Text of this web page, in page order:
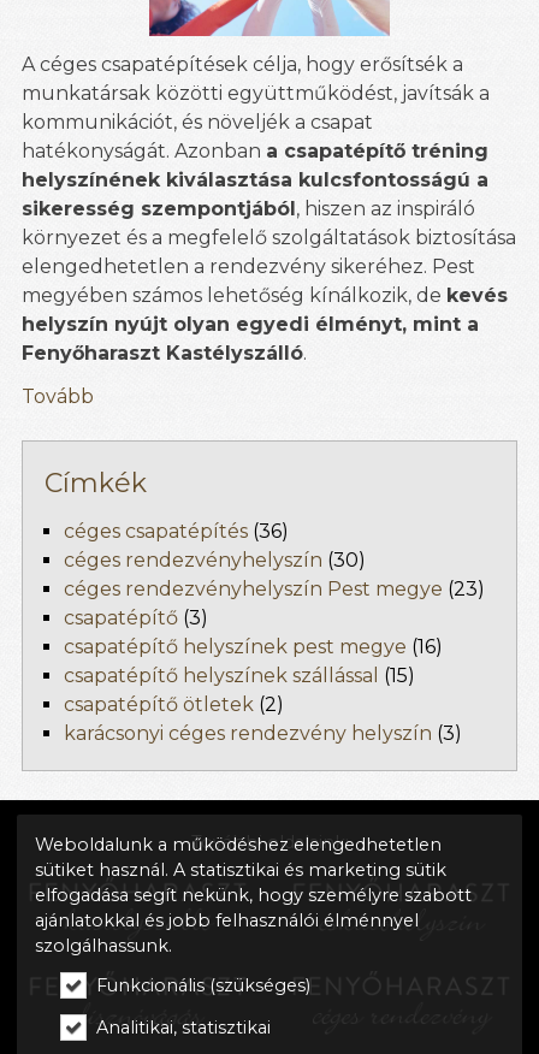
A céges csapatépítések célja, hogy erősítsék a
munkatársak közötti együttműködést, javítsák a
kommunikációt, és növeljék a csapat
hatékonyságát. Azonban a csapatépítő tréning
helyszínének kiválasztása kulcsfontosságú a
sikeresség szempontjából, hiszen az inspiráló
környezet és a megfelelő szolgáltatások biztosítása
elengedhetetlen a rendezvény sikeréhez. Pest
megyében számos lehetőség kínálkozik, de kevés
helyszín nyújt olyan egyedi élményt, mint a
Fenyőharaszt Kastélyszálló.
Tovább
Címkék
céges csapatépítés (36)
céges rendezvényhelyszín (30)
céges rendezvényhelyszín Pest megye (23)
csapatépítő (3)
csapatépítő helyszínek pest megye (16)
csapatépítő helyszínek szállással (15)
csapatépítő ötletek (2)
karácsonyi céges rendezvény helyszín (3)
További oldalaink:
Weboldalunk a működéshez elengedhetetlen
sütiket használ. A statisztikai és marketing sütik
elfogadása segít nekünk, hogy személyre szabott
ajánlatokkal és jobb felhasználói élménnyel
szolgálhassunk.
Funkcionális (szükséges)
Analitikai, statisztikai